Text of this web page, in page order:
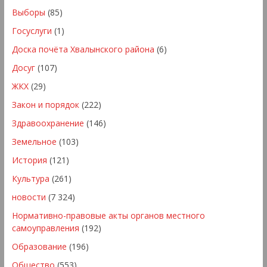
Выборы (85)
Госуслуги (1)
Доска почёта Хвалынского района (6)
Досуг(107)
ЖКХ(29)
Закон и порядок(222)
Здравоохранение (146)
Земельное (103)
История (121)
Культура (261)
новости (7 324)
Нормативно-правовые акты органов местного
самоуправления (192)
Образование (196)